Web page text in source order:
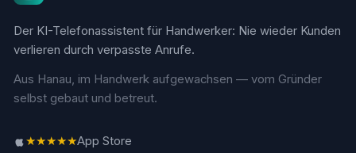
Der KI-Telefonassistent für Handwerker: Nie wieder Kunden
verlieren durch verpasste Anrufe.
Aus Hanau, im Handwerk aufgewachsen — vom Gründer
selbst gebaut und betreut.
★★★★★App Store